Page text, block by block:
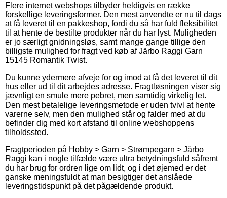
Flere internet webshops tilbyder heldigvis en række
forskellige leveringsformer. Den mest anvendte er nu til dags
at få leveret til en pakkeshop, fordi du så har fuld fleksibilitet
til at hente de bestilte produkter når du har lyst. Muligheden
er jo særligt gnidningsløs, samt mange gange tillige den
billigste mulighed for fragt ved køb af Järbo Raggi Garn
15145 Romantik Twist.
Du kunne ydermere afveje for og imod at få det leveret til dit
hus eller ud til dit arbejdes adresse. Fragtløsningen viser sig
jævnligt en smule mere pebret, men samtidig virkelig let.
Den mest betalelige leveringsmetode er uden tvivl at hente
varerne selv, men den mulighed står og falder med at du
befinder dig med kort afstand til online webshoppens
tilholdssted.
Fragtperioden på Hobby > Garn > Strømpegarn > Järbo
Raggi kan i nogle tilfælde være ultra betydningsfuld såfremt
du har brug for ordren lige om lidt, og i det øjemed er det
ganske meningsfuldt at man besigtiger det anslåede
leveringstidspunkt på det pågældende produkt.